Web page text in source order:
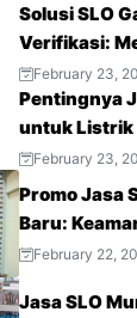
Mudah
Solusi SLO
Verifikasi:
Krisis
February 23,
Pentingnya
untuk Listrik
Terpasang
February 23,
Promo Jasa
Baru:
Terjamin,
February 22,
Jasa SLO